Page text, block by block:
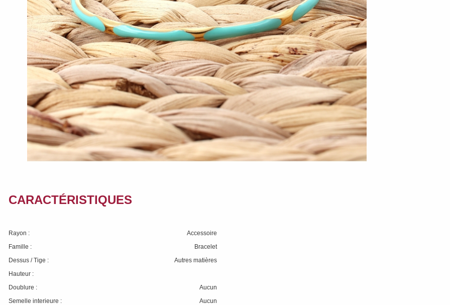
CARACTÉRISTIQUES
Rayon :
Accessoire
Famille :
Bracelet
Dessus / Tige :
Autres matières
Hauteur :
Doublure :
Aucun
Semelle interieure :
Aucun